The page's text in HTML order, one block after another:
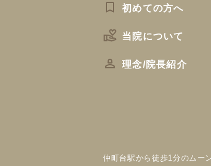
初めての方へ
当院について
理念/院長紹介
仲町台駅から徒歩1分のムー